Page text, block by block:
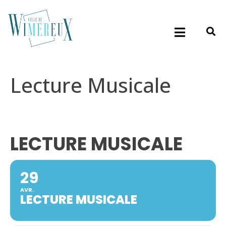
Lecture Musicale
LECTURE MUSICALE
29
AVR.
LECTURE MUSICALE